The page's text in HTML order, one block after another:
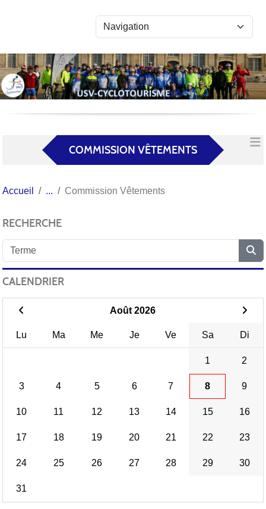
COMMISSION VÊTEMENTS
Accueil Commission Vêtements
RECHERCHE
CALENDRIER
Août 2026
Lu Ma Me Je Ve Sa Di
1 2
3 4 5 6 7 8 9
10 11 12 13 14 15 16
17 18 19 20 21 22 23
24 25 26 27 28 29 30
31